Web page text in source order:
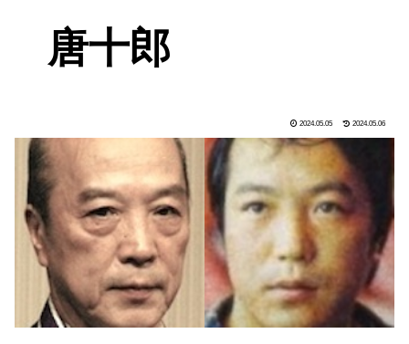
唐十郎
2024.05.05 2024.05.06